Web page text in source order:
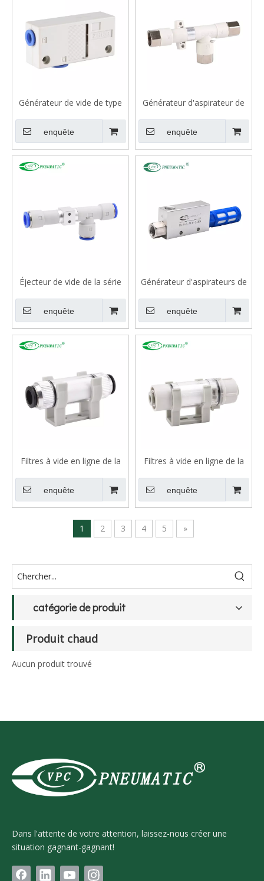
Générateur de vide de type
enquête
Générateur d'aspirateur de
enquête
Éjecteur de vide de la série
enquête
Générateur d'aspirateurs de
enquête
Filtres à vide en ligne de la
enquête
Filtres à vide en ligne de la
enquête
1 2 3 4 5 »
catégorie de produit
Produit chaud
Aucun produit trouvé
Dans l'attente de votre attention, laissez-nous créer une
situation gagnant-gagnant!